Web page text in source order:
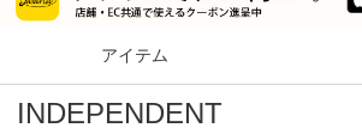
アイテム
INDEPENDENT